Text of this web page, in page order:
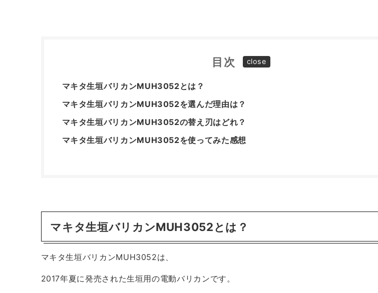
目次
マキタ生垣バリカンMUH3052とは？
マキタ生垣バリカンMUH3052を選んだ理由は？
マキタ生垣バリカンMUH3052の替え刃はどれ？
マキタ生垣バリカンMUH3052を使ってみた感想
マキタ生垣バリカンMUH3052とは？
マキタ生垣バリカンMUH3052は、
2017年夏に発売された生垣用の電動バリカンです。